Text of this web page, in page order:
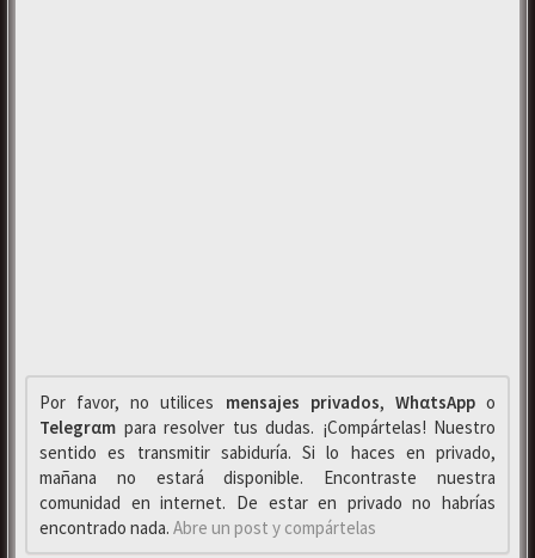
Por favor, no utilices mensajes privados, WhαtsAppo
Telegrαm para resolver tus dudas. ¡Compártelas! Nuestro
sentido es transmitir sabiduría. Si lo haces en privado,
mañana no estará disponible. Encontraste nuestra
comunidad en internet. De estar en privado no habrías
encontrado nada. Abre un post y compártelas